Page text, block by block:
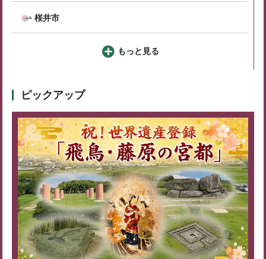
桜井市
もっと見る
ピックアップ